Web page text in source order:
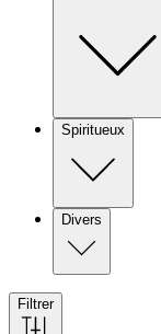
Spiritueux
Divers
Filtrer